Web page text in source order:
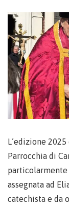
L’edizione
Parrocchia di
assegnata ad
catechista e da